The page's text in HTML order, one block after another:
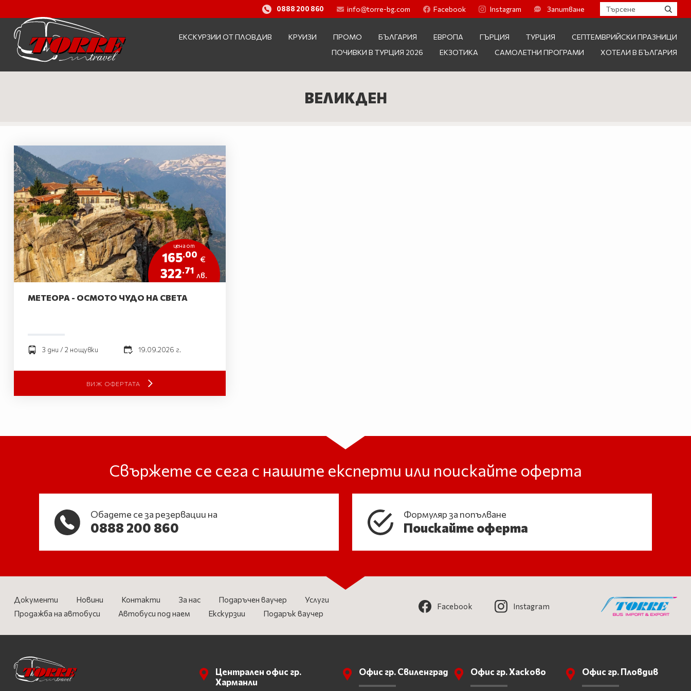
0888 200 860 info@torre-bg.com Facebook Instagram Запитване
ЕКСКУРЗИИ ОТ ПЛОВДИВ КРУИЗИ ПРОМО БЪЛГАРИЯ ЕВРОПА ГЪРЦИЯ ТУРЦИЯ
СЕПТЕМВРИЙСКИ ПРАЗНИЦИ
ПОЧИВКИ В ТУРЦИЯ 2026
ЕКЗОТИКА САМОЛЕТНИ ПРОГРАМИ ХОТЕЛИ В БЪЛГАРИЯ
ВЕЛИКДЕН
цена от
165.00 €
322.71 лв.
МЕТЕОРА - ОСМОТО ЧУДО НА СВЕТА
3 дни / 2 нощувки 19.09.2026 г.
ВИЖ ОФЕРТАТА
Свържете се сега с нашите експерти или поискайте оферта
Обадете се за резервации на
0888 200 860
Формуляр за попълване
Поискайте оферта
Документи Новини Контакти За нас Подаръчен ваучер
Услуги
Продажба на автобуси
Автобуси под наем Екскурзии Подарък ваучер
Facebook Instagram
Централен офис гр.
Харманли
Офис гр. Свиленград Офис гр. Хасково Офис гр. Пловдив